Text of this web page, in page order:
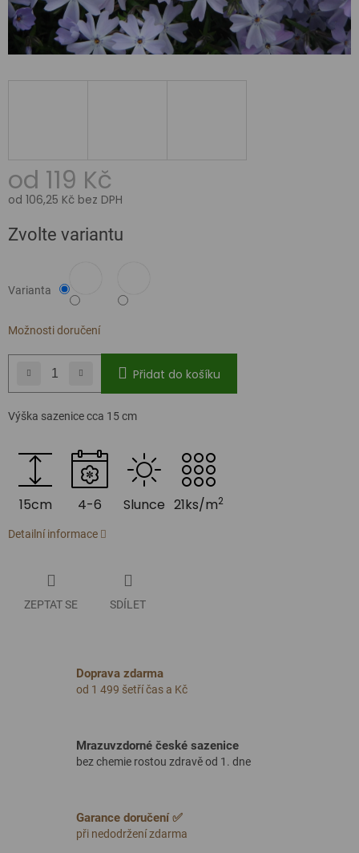
od 119 Kč
od 106,25 Kč bez DPH
cena:
Zvolte variantu
Varianta
Možnosti doručení
Přidat do košíku
Výška sazenice cca 15 cm
15cm 4-6 Slunce 21ks/m2
Detailní informace
ZEPTAT SE SDÍLET
Doprava zdarma
od 1 499 šetří čas a Kč
Mrazuvzdorné české sazenice
bez chemie rostou zdravě od 1. dne
Garance doručení ✅
při nedodržení zdarma